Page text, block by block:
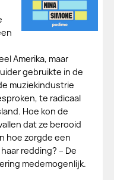
Amerika, maar
gebruikte in de
muziekindustrie
te radicaal
Hoe kon de
dat ze berooid
hoe zorgde een
redding? – De
medemogenlijk.